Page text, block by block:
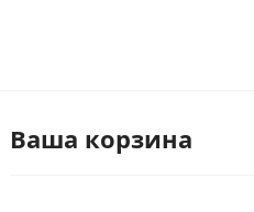
Ваша корзина